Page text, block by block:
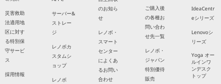
災害救助
法適用地
区に対す
る特別保
守サービ
ス
採用情報
サーバー&
ストレー
ジ
レノボカ
スタムシ
ョップ
レノボ
のお知ら
せ
レノボ・
スマート
センター
によくあ
るお問い
合わせ
ご購入後
の各種お
問い合わ
せ先一覧
レノボ・
ジャパン
特別優待
販売
IdeaCentr
eシリーズ
Lenovoシ
リーズ
Yoga オー
ルインワ
ンデスク
トップ